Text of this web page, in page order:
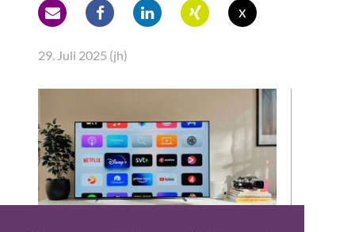
x
29. Juli 2025 (jh)